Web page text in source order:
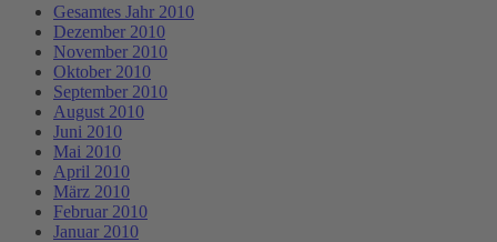
Gesamtes Jahr 2010
Dezember 2010
November 2010
Oktober 2010
September 2010
August 2010
Juni 2010
Mai 2010
April 2010
März 2010
Februar 2010
Januar 2010